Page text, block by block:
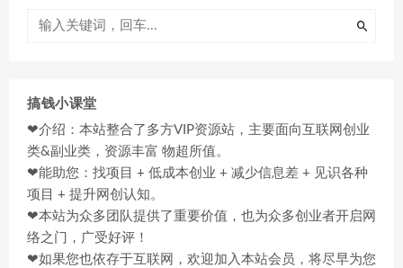
搞钱小课堂
❤介绍：本站整合了多方VIP资源站，主要面向互联网创业
类&副业类，资源丰富 物超所值。
❤能助您：找项目 + 低成本创业 + 减少信息差 + 见识各种
项目 + 提升网创认知。
❤本站为众多团队提供了重要价值，也为众多创业者开启网
络之门，广受好评！
❤如果您也依存于互联网，欢迎加入本站会员，将尽早为您